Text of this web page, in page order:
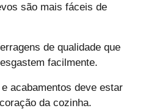
são mais fáceis de
de qualidade que
facilmente.
acabamentos deve estar
da cozinha.